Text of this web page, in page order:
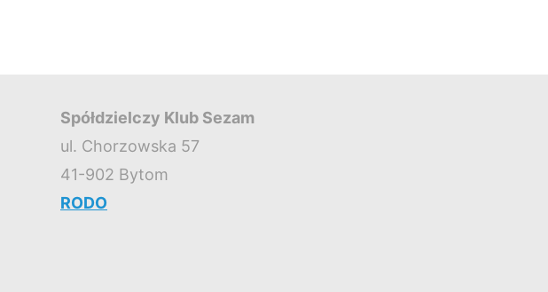
Spółdzielczy Klub Sezam
ul. Chorzowska 57
41-902 Bytom
RODO